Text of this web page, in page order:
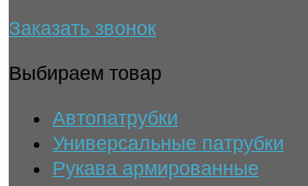
Заказать звонок
Выбираем товар
Автопатрубки
Универсальные патрубки
Рукава армированные